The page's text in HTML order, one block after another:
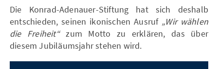
Die Konrad-Adenauer-Stiftung hat sich deshalb
entschieden, seinen ikonischen Ausruf „Wir wählen
die Freiheit“zum Motto zu erklären, das über
diesem Jubiläumsjahr stehen wird.